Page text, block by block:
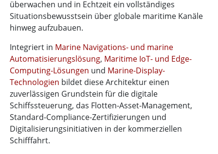
überwachen und in Echtzeit ein vollständiges
Situationsbewusstsein über globale maritime Kanäle
hinweg aufzubauen.
Integriert in Marine Navigations- und marine
Automatisierungslösung, Maritime IoT- und Edge-
Computing-Lösungen und Marine-Display-
Technologien bildet diese Architektur einen
zuverlässigen Grundstein für die digitale
Schiffssteuerung, das Flotten-Asset-Management,
Standard-Compliance-Zertifizierungen und
Digitalisierungsinitiativen in der kommerziellen
Schifffahrt.